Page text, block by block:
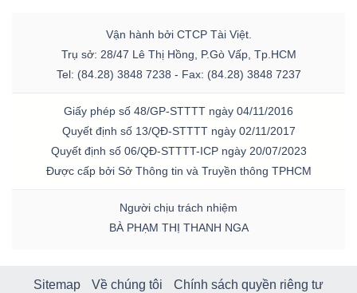
Vận hành bởi CTCP Tài Việt.
Trụ sở: 28/47 Lê Thị Hồng, P.Gò Vấp, Tp.HCM
Tel: (84.28) 3848 7238 - Fax: (84.28) 3848 7237
Giấy phép số 48/GP-STTTT ngày 04/11/2016
Quyết định số 13/QĐ-STTTT ngày 02/11/2017
Quyết định số 06/QĐ-STTTT-ICP ngày 20/07/2023
Được cấp bởi Sở Thông tin và Truyền thông TPHCM
Người chịu trách nhiệm
BÀ PHẠM THỊ THANH NGA
Sitemap Về chúng tôi
Chính sách quyền riêng tư